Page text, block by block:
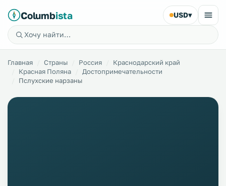
Columbista USD▾
Главная Страны Россия
Краснодарский край
Красная Поляна
Достопримечательности
Пслухские нарзаны